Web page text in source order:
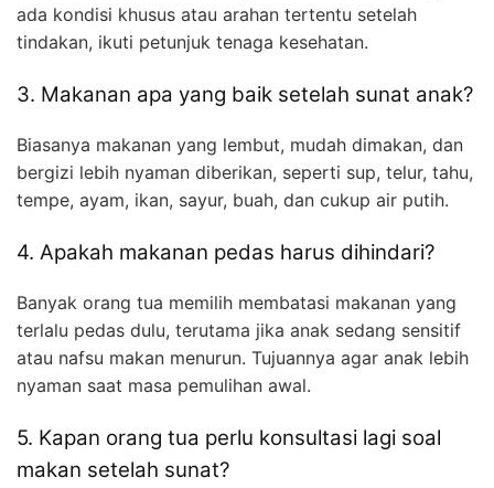
ada kondisi khusus atau arahan tertentu setelah
tindakan, ikuti petunjuk tenaga kesehatan.
3. Makanan apa yang baik setelah sunat anak?
Biasanya makanan yang lembut, mudah dimakan, dan
bergizi lebih nyaman diberikan, seperti sup, telur, tahu,
tempe, ayam, ikan, sayur, buah, dan cukup air putih.
4. Apakah makanan pedas harus dihindari?
Banyak orang tua memilih membatasi makanan yang
terlalu pedas dulu, terutama jika anak sedang sensitif
atau nafsu makan menurun. Tujuannya agar anak lebih
nyaman saat masa pemulihan awal.
5. Kapan orang tua perlu konsultasi lagi soal
makan setelah sunat?